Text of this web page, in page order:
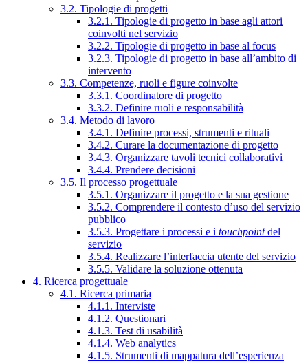
3.2. Tipologie di progetti
3.2.1. Tipologie di progetto in base agli attori
coinvolti nel servizio
3.2.2. Tipologie di progetto in base al focus
3.2.3. Tipologie di progetto in base all’ambito di
intervento
3.3. Competenze, ruoli e figure coinvolte
3.3.1. Coordinatore di progetto
3.3.2. Definire ruoli e responsabilità
3.4. Metodo di lavoro
3.4.1. Definire processi, strumenti e rituali
3.4.2. Curare la documentazione di progetto
3.4.3. Organizzare tavoli tecnici collaborativi
3.4.4. Prendere decisioni
3.5. Il processo progettuale
3.5.1. Organizzare il progetto e la sua gestione
3.5.2. Comprendere il contesto d’uso del servizio
pubblico
3.5.3. Progettare i processi e i touchpointdel
servizio
3.5.4. Realizzare l’interfaccia utente del servizio
3.5.5. Validare la soluzione ottenuta
4. Ricerca progettuale
4.1. Ricerca primaria
4.1.1. Interviste
4.1.2. Questionari
4.1.3. Test di usabilità
4.1.4. Web analytics
4.1.5. Strumenti di mappatura dell’esperienza